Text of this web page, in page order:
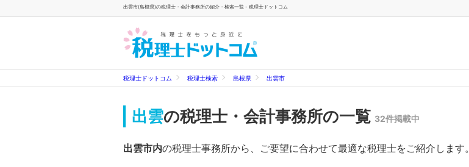
出雲市(島根県)の税理士・会計事務所の紹介・検索一覧 - 税理士ドットコム
税理士ドットコム 税理士検索 島根県 出雲市
出雲の税理士・会計事務所の一覧 32件掲載中
出雲市内の税理士事務所から、ご要望に合わせて最適な税理士をご紹介します。